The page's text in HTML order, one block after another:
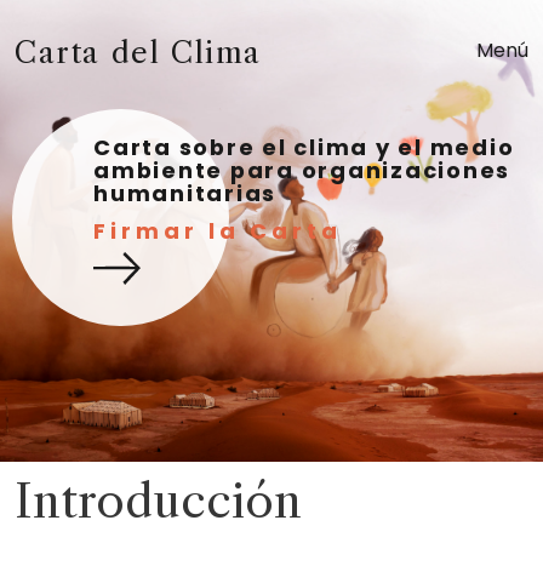
Carta del Clima Menú
Carta sobre el clima y el medio
ambiente para organizaciones
humanitarias
Firmar la Carta
Introducción